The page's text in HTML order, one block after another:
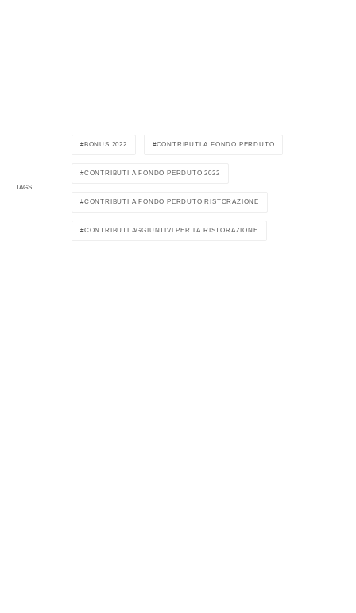
TAGS
BONUS 2022 CONTRIBUTI A FONDO PERDUTO
CONTRIBUTI A FONDO PERDUTO 2022
CONTRIBUTI A FONDO PERDUTO RISTORAZIONE
CONTRIBUTI AGGIUNTIVI PER LA RISTORAZIONE